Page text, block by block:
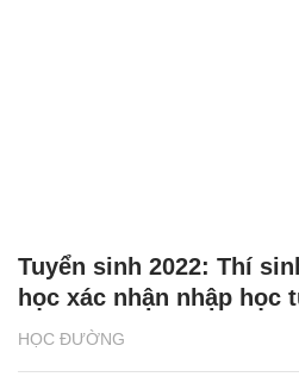
HỌC ĐƯỜNG
Tuyển sinh 2022: Thí
học xác nhận nhập học